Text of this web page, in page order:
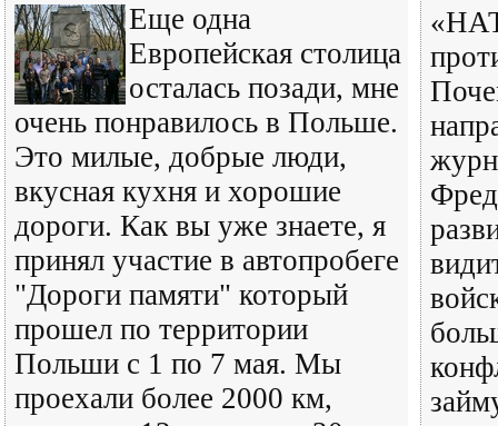
Еще одна
Европейская столица
осталась позади, мне
очень понравилось в Польше.
Это милые, добрые люди,
вкусная кухня и хорошие
дороги. Как вы уже знаете, я
принял участие в автопробеге
"Дороги памяти" который
прошел по территории
Польши с 1 по 7 мая. Мы
проехали более 2000 км,